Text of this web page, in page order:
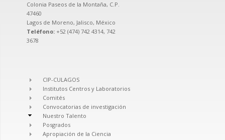
Colonia Paseos de la Montaña, C.P.
47460
Lagos de Moreno, Jalisco, México
Teléfono: +52 (474) 742 4314, 742
3678
CIP-CULAGOS
Institutos Centros y Laboratorios
Comités
Convocatorias de investigación
Nuestro Talento
Posgrados
Apropiación de la Ciencia